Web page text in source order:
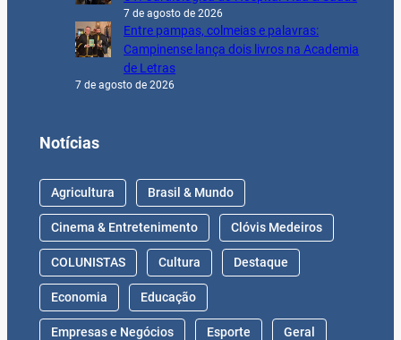
7 de agosto de 2026
Entre pampas, colmeias e palavras:
Campinense lança dois livros na Academia
de Letras
7 de agosto de 2026
Notícias
Agricultura Brasil & Mundo
Cinema & Entretenimento Clóvis Medeiros
COLUNISTAS Cultura Destaque
Economia Educação
Empresas e Negócios Esporte Geral